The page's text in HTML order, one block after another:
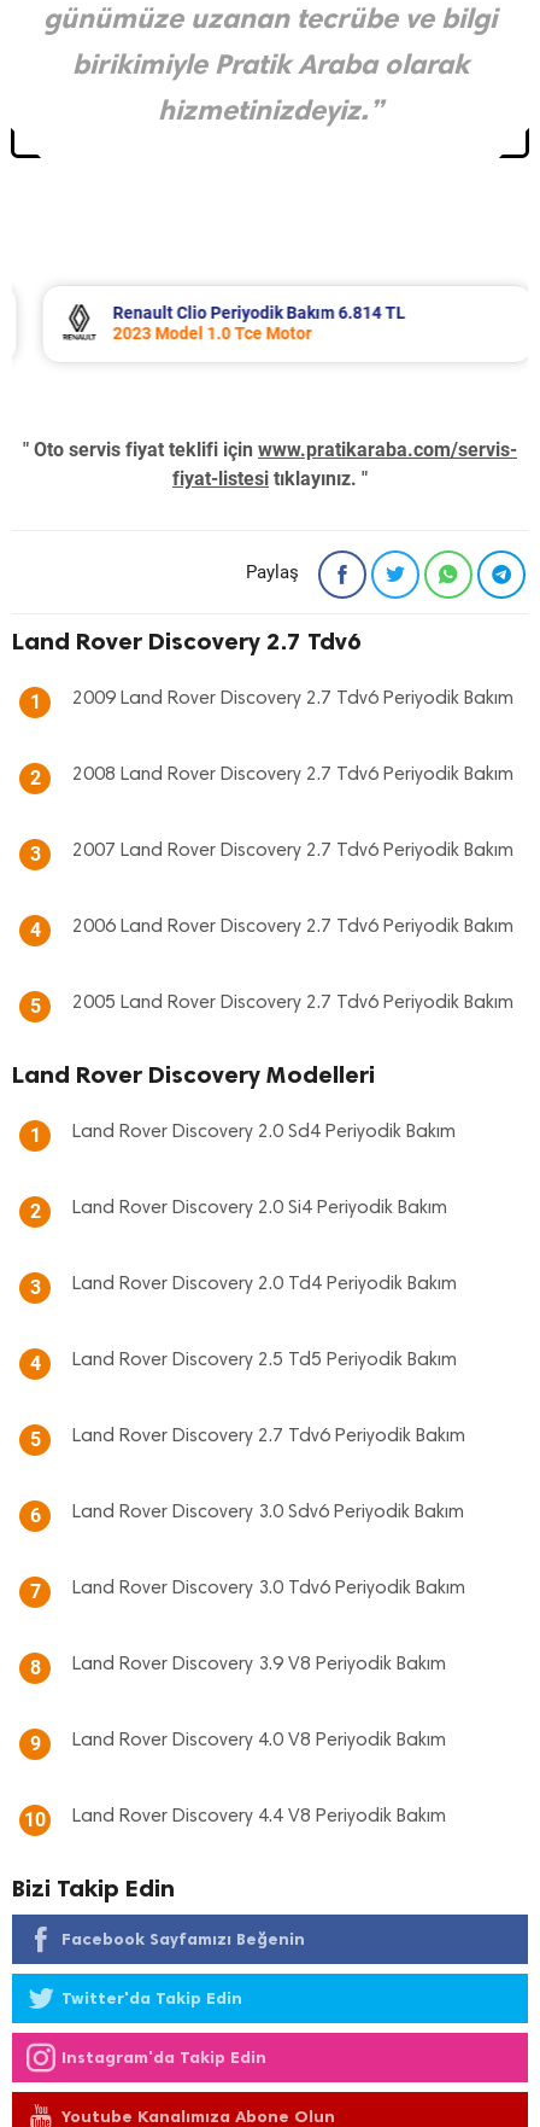
günümüze uzanan tecrübe ve bilgi
birikimiyle Pratik Araba olarak
hizmetinizdeyiz.”
Renault Clio Periyodik Bakım 6.814 TL
2023 Model 1.0 Tce Motor
" Oto servis fiyat teklifi için www.pratikaraba.com/servis-
fiyat-listesi tıklayınız. "
Paylaş
Land Rover Discovery 2.7 Tdv6
1 2009 Land Rover Discovery 2.7 Tdv6 Periyodik Bakım
2 2008 Land Rover Discovery 2.7 Tdv6 Periyodik Bakım
3 2007 Land Rover Discovery 2.7 Tdv6 Periyodik Bakım
4 2006 Land Rover Discovery 2.7 Tdv6 Periyodik Bakım
5 2005 Land Rover Discovery 2.7 Tdv6 Periyodik Bakım
Land Rover Discovery Modelleri
1 Land Rover Discovery 2.0 Sd4 Periyodik Bakım
2 Land Rover Discovery 2.0 Si4 Periyodik Bakım
3 Land Rover Discovery 2.0 Td4 Periyodik Bakım
4 Land Rover Discovery 2.5 Td5 Periyodik Bakım
5 Land Rover Discovery 2.7 Tdv6 Periyodik Bakım
6 Land Rover Discovery 3.0 Sdv6 Periyodik Bakım
7 Land Rover Discovery 3.0 Tdv6 Periyodik Bakım
8 Land Rover Discovery 3.9 V8 Periyodik Bakım
9 Land Rover Discovery 4.0 V8 Periyodik Bakım
10 Land Rover Discovery 4.4 V8 Periyodik Bakım
Bizi Takip Edin
Facebook Sayfamızı Beğenin
Twitter'da Takip Edin
Instagram'da Takip Edin
Youtube Kanalımıza Abone Olun